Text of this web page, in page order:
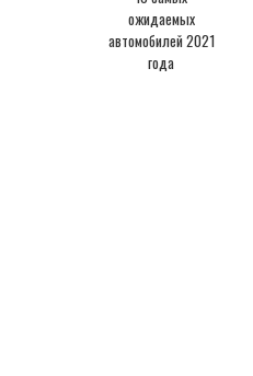
ожидаемых
автомобилей 2021
года